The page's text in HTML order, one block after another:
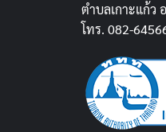
ตำบลเกาะแก้ว
โทร. 082-